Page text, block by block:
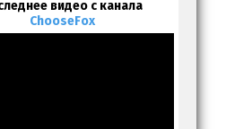
видео с канала
ChooseFox